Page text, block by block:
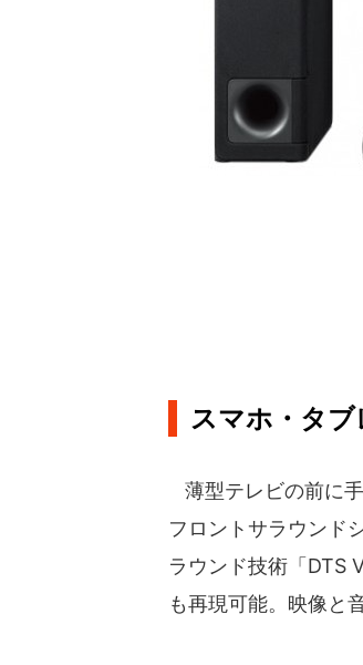
スマホ・タ
薄型テレビの前に
フロントサラウンド
ラウンド技術「DTS
も再現可能。映像と